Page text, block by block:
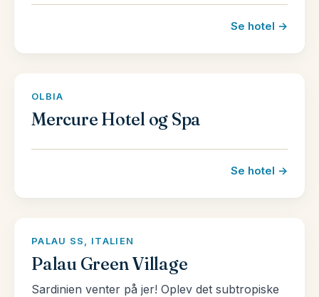
Vil du vide mere?
bedre end at blive vist rundt af en lokal! Lonely
Planet har en rigtig fin guide skrevet af en lokal –
Se hotel →
OLBIA
Mercure Hotel og Spa
Se hotel →
PALAU SS, ITALIEN
Palau Green Village
Sardinien venter på jer! Oplev det subtropiske